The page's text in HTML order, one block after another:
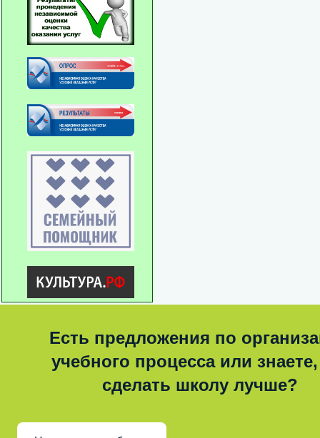
Есть предложения по
учебного процесса или знаете,
сделать школу лучше?